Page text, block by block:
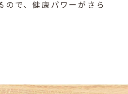
ので、健康パワーがさら